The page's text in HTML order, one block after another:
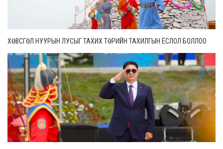
ХӨВСГӨЛ НУУРЫН ЛУСЫГ ТАХИХ ТӨРИЙН ТАХИЛГЫН ЁСЛОЛ БОЛЛОО